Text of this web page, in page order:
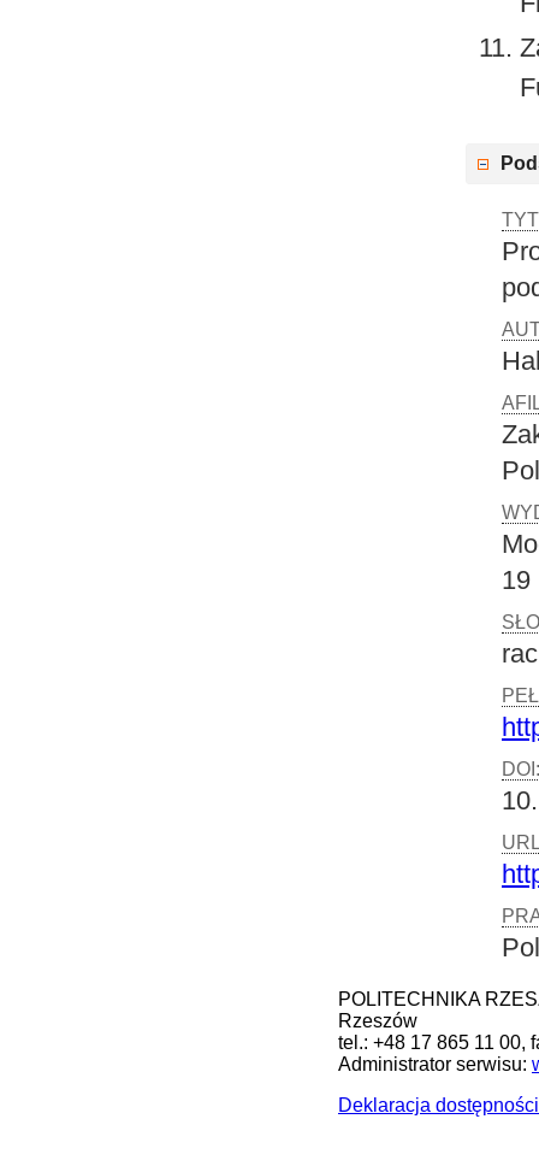
19
DOI:
POLITECHNIKA
Rzeszów
tel.: +48 17 865 11 00,
Administrator serwisu:
Deklaracja dostępności